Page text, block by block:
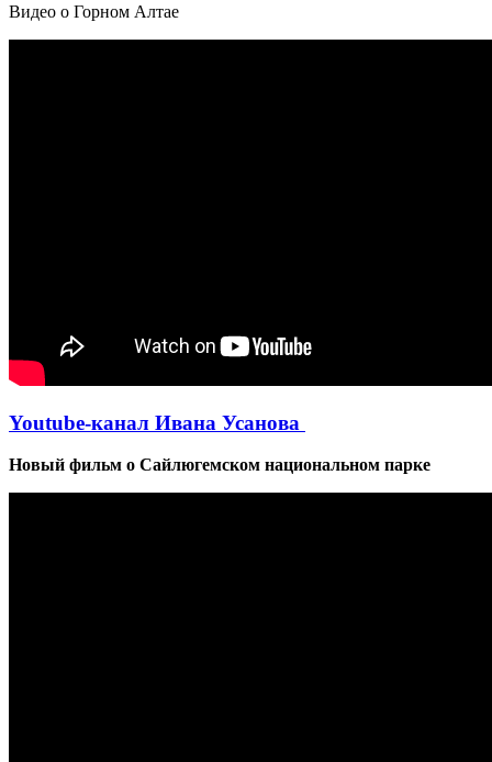
Видео о Горном Алтае
Youtube-канал Ивана Усанова
Новый фильм о Сайлюгемском национальном парке